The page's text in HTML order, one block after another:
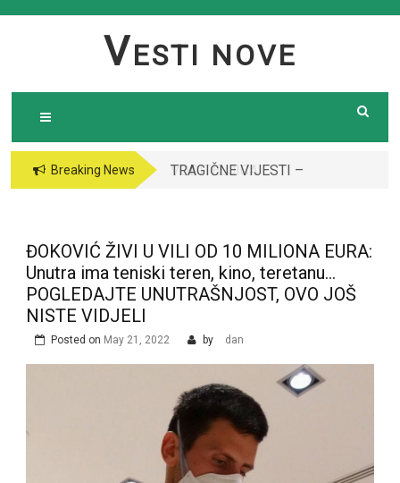
VESTI NOVE
Breaking News
TRAGIČNE VIJESTI –
ispred njene kuće￼￼
VODITELJICA
SRBIJU: Čekajte da
vidite kako danas
izgleda￼
ĐOKOVIĆ ŽIVI U VILI OD 10 MILIONA EURA:
Unutra ima teniski teren, kino, teretanu…
POGLEDAJTE UNUTRAŠNJOST, OVO JOŠ
NISTE VIDJELI
Posted on May 21, 2022 by dan